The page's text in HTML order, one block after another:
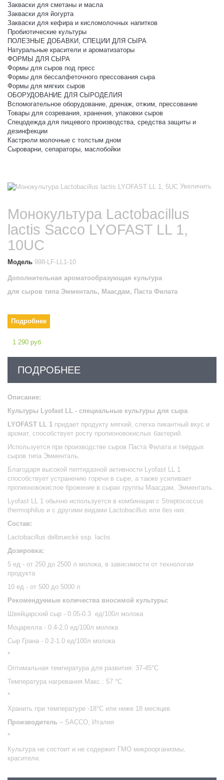
Закваски для сметаны и масла
Закваски для йогурта
Закваски для кефира и кисломолочных напитков
Пробиотические культуры
ПОЛЕЗНЫЕ ДОБАВКИ, СПЕЦИИ ДЛЯ СЫРА
Натуральные красители и ароматизаторы
ФОРМЫ ДЛЯ СЫРА
Формы для сыров под пресс
Формы для бессалфеточного прессования сыра
Формы для мягких сыров
ОБОРУДОВАНИЕ ДЛЯ СЫРОДЕЛИЯ
Вспомогательное оборудование, дренаж, отжим, прессование
Товары для созревания, хранения, упаковки сыров
Спецодежда для пищевого производства, средства защиты и
дезинфекции
Кастрюли молочные с толстым дном
Сыроварни, сепараторы, маслобойки
Увеличить
Монокультура Lactobacillus
lactis Sacco LYOFAST LL 1,
10UC
Модель 998-LF-LL1-10
Дополнительная ароматообразующая культура
для сыров типа Эмменталь, Маасдам, Паста Филата
Подробнее
1 290 руб
ПОДРОБНЕЕ
Описание:
Культуры Lyofast LL - специальные культуры для сыра
LYOFAST LL 1 придает продукту мягкий, слегка пикантный вкус и
аромат, способствует росту пропионовокислых бактерий.
Используется при производстве сыров Паста Филата и твёрдых
сыров типа Эмменталь.
Благодаря высокой пептидазной активности Lyofast LL 1
способствует устранению горечи в сыре, а также усиливает
пропионовокислое брожение в сырах группы Маасдам, Эмменталь.
Lyofast LL 1 обычно используется в комбинации с Streptococcus
thermophilus и с другими видами Lactobacillus или без них.
Состав:
Lactobacillus delbrueckii ssp. lactis
Дозировка:
5 ед - от 250 до 2500 л молока, в зависимости от технологии
продукта
10 ед - от 500 до 5000 л
Рекомендуемые количества вносимой культуры:
Швейцарский сыр - 0.05-0.3 ед/100л молока
Моцарелла - 0.4-2.0 ед/100л молока
Сыр Грана - 0.2-1.0 ед/100л молока
*
Оптимальная температура для развития: 37-45°С
Температура нагревания Макс.: 57 °C
*
Хранить при температуре -18°С или ниже 18 месяцев.
Производитель – SACCO, Италия
*
Культура не состоит и не содержит ГМО микроорганизмы,
красители.